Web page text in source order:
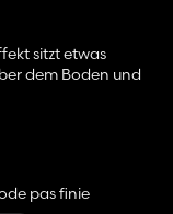
sitzt etwas
dem Boden und
pas finie